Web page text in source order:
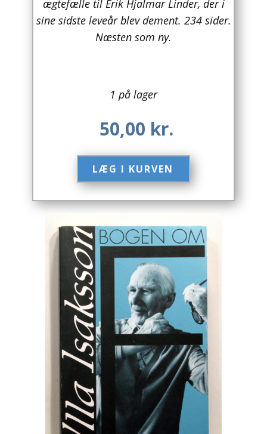
Australien
Bryggerier
Computer / IT
Design
Drikkevare / Øl / Vin
Engelsk
Erhverv
Europa
Fantasy / Sciencefiction
Filosofi
Håndarbejde
Håndværk
Historie
ægtefælle til Erik Hjalmar Linder, der i
sine sidste leveår blev dement. 234 sider.
Næsten som ny.
1 på lager
50,00 kr.
LÆG I KURVEN​